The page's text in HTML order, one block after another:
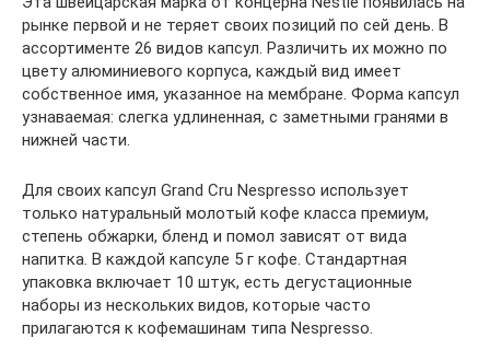
рынке первой и не теряет своих позиций по сей день. В
ассортименте 26 видов капсул. Различить их можно по
цвету алюминиевого корпуса, каждый вид имеет
собственное имя, указанное на мембране. Форма капсул
узнаваемая: слегка удлиненная, с заметными гранями в
нижней части.
Для своих капсул Grand Cru Nespresso использует
только натуральный молотый кофе класса премиум,
степень обжарки, бленд и помол зависят от вида
напитка. В каждой капсуле 5 г кофе. Стандартная
упаковка включает 10 штук, есть дегустационные
наборы из нескольких видов, которые часто
прилагаются к кофемашинам типа Nespresso.